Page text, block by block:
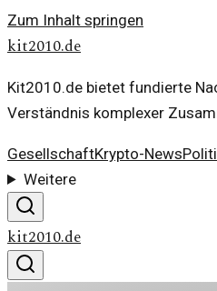
Zum Inhalt springen
kit2010.de
Kit2010.de bietet fundierte
Verständnis komplexer
GesellschaftKrypto-News
Weitere
kit2010.de